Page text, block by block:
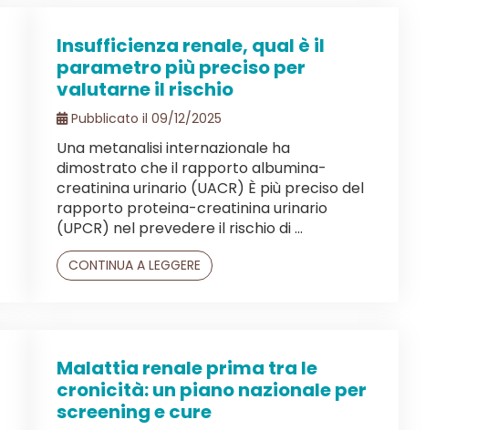
Insufficienza renale, qual è il
parametro più preciso per
valutarne il rischio
Pubblicato il 09/12/2025
Una metanalisi internazionale ha
dimostrato che il rapporto albumina-
creatinina urinario (UACR) È più preciso del
rapporto proteina-creatinina urinario
(UPCR) nel prevedere il rischio di ...
CONTINUA A LEGGERE
Malattia renale prima tra le
cronicità: un piano nazionale per
screening e cure